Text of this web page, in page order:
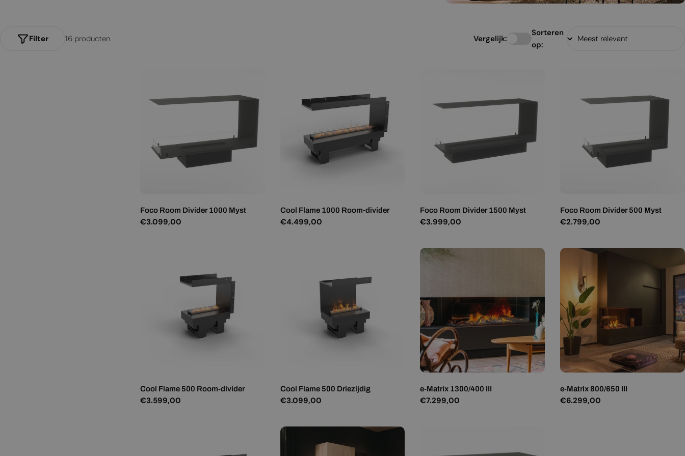
16 producten
Filter Vergelijk:
Sorteren
op:
Foco Room Divider 1000 Myst
Normale
€3.099,00
Cool Flame 1000 Room-divider
Normale
€4.499,00
Foco Room Divider 1500 Myst
Normale
€3.999,00
Foco Room Divider 500 Myst
Normale
€2.799,00
Cool Flame 500 Room-divider
Normale
€3.599,00
Cool Flame 500 Driezijdig
Normale
€3.099,00
e-Matrix 1300/400 III
Normale
€7.299,00
e-Matrix 800/650 III
Normale
€6.299,00